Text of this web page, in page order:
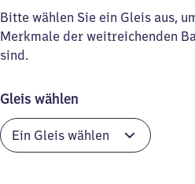
Bitte wählen Sie ein Gleis aus,
Merkmale der weitreichenden
sind.
Gleis wählen